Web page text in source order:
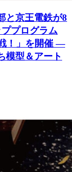
と京王電鉄が8
プログラム
！」を開催 ―
模型＆アート